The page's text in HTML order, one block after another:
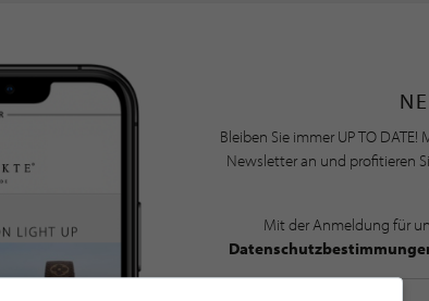
Bleiben Sie immer UP TO DATE!
Newsletter an und profitieren
Mit der Anmeldung für